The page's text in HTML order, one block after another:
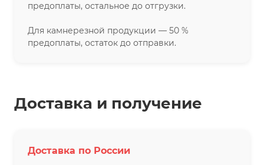
предоплаты, остальное до отгрузки.
Для камнерезной продукции — 50 %
предоплаты, остаток до отправки.
Доставка и получение
Доставка по России